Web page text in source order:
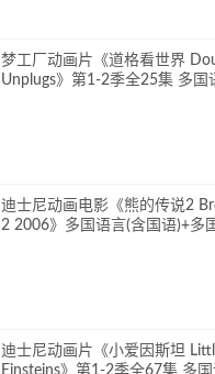
梦工厂动画片《道格看世界
Unplugs》第1-2季全25集 多国
迪士尼动画电影《熊的传说2
2 2006》多国语言(含国语)+多
迪士尼动画片《小爱因斯坦 Little